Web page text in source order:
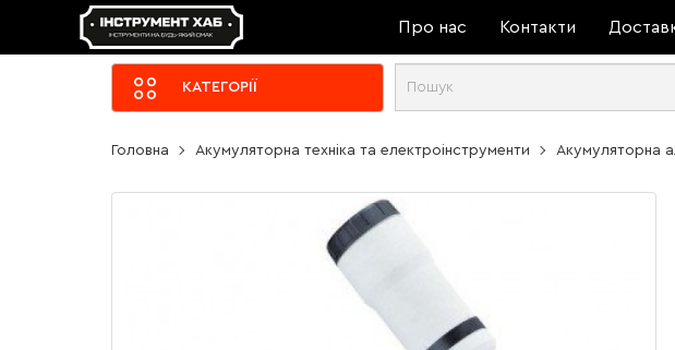
Про нас Контакти
КАТЕГОРІЇ
Головна Акумуляторна техніка та електроінструменти Акумуляторна